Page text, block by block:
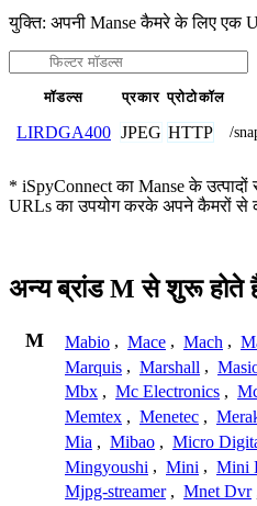
युक्ति: अपनी Manse कैमरे के लिए एक
मॉडल्स प्रकार प्रोटोकॉल
LIRDGA400 JPEG HTTP /
* iSpyConnect का Manse के उत्पादों
URLs का उपयोग करके अपने कैमरों से
अन्य ब्रांड M से शुरू होते
M Mabio , Mace , Mach ,
Marquis , Marshall ,
Mbx , Mc Electronics ,
Memtex , Menetec ,
Mia , Mibao , Micro
Mingyoushi , Mini , Mini
Mjpg-streamer , Mnet Dvr